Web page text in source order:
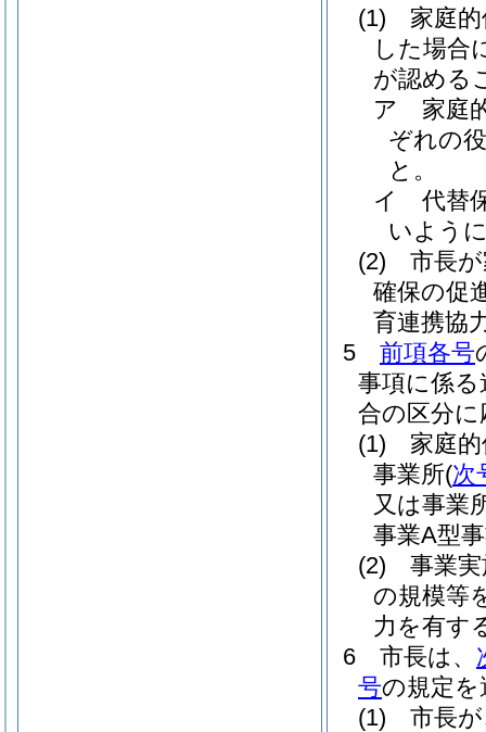
(1)
家庭
した場合
が認める
ア
家庭
ぞれの
と。
イ
代替
いよう
(2)
市長
確保の促
育連携協
5
前項各号
事項に係
合の区分
(1)
家庭
事業所(次
又は事業
事業A型
(2)
事業
の規模等
力を有す
6
市長は、
号の規定
(1)
市長